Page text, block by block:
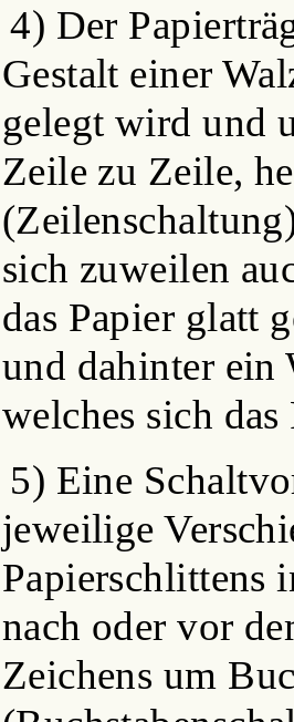
4) Der
Gestalt einer
gelegt wird und
Zeile zu Zeile,
sich zuweilen
das Papier glatt
und dahinter ein
welches sich
5) Eine
jeweilige
Papierschlittens
nach oder vor
Zeichens um